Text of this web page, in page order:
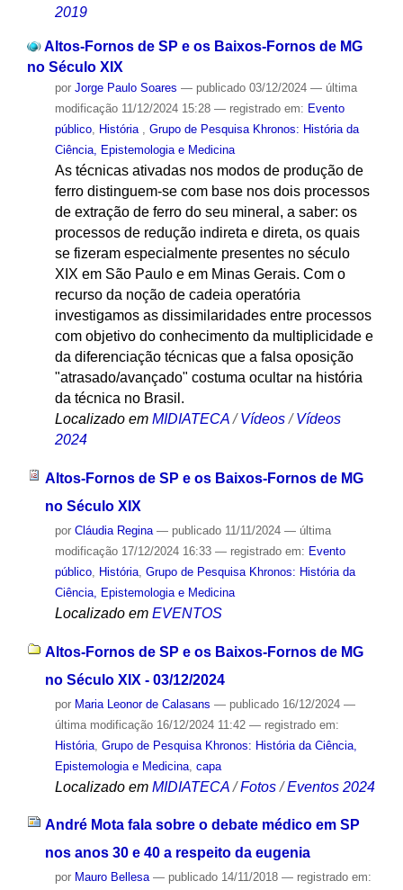
2019
Altos-Fornos de SP e os Baixos-Fornos de MG
no Século XIX
por Jorge Paulo Soares — publicado03/12/2024 — última
modificação11/12/2024 15:28 — registrado em: Evento
público, História , Grupo de Pesquisa Khronos: História da
Ciência, Epistemologia e Medicina
As técnicas ativadas nos modos de produção de
ferro distinguem-se com base nos dois processos
de extração de ferro do seu mineral, a saber: os
processos de redução indireta e direta, os quais
se fizeram especialmente presentes no século
XIX em São Paulo e em Minas Gerais. Com o
recurso da noção de cadeia operatória
investigamos as dissimilaridades entre processos
com objetivo do conhecimento da multiplicidade e
da diferenciação técnicas que a falsa oposição
"atrasado/avançado" costuma ocultar na história
da técnica no Brasil.
Localizado em MIDIATECA /Vídeos /Vídeos
2024
Altos-Fornos de SP e os Baixos-Fornos de MG
no Século XIX
por Cláudia Regina — publicado11/11/2024 — última
modificação17/12/2024 16:33 — registrado em: Evento
público, História, Grupo de Pesquisa Khronos: História da
Ciência, Epistemologia e Medicina
Localizado em EVENTOS
Altos-Fornos de SP e os Baixos-Fornos de MG
no Século XIX - 03/12/2024
por Maria Leonor de Calasans — publicado16/12/2024 —
última modificação16/12/2024 11:42 — registrado em:
História, Grupo de Pesquisa Khronos: História da Ciência,
Epistemologia e Medicina, capa
Localizado em MIDIATECA /Fotos /Eventos 2024
André Mota fala sobre o debate médico em SP
nos anos 30 e 40 a respeito da eugenia
por Mauro Bellesa — publicado14/11/2018 — registrado em: